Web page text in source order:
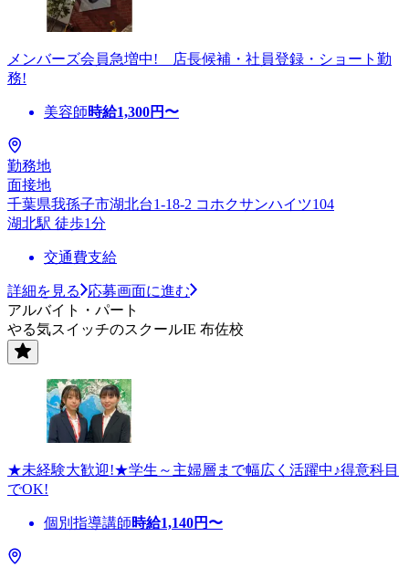
メンバーズ会員急増中! 店長候補・社員登録・ショート勤
務!
美容師時給1,300円〜
勤務地
面接地
千葉県我孫子市湖北台1-18-2 コホクサンハイツ104
湖北駅 徒歩1分
交通費支給
詳細を見る
応募画面に進む
アルバイト・パート
やる気スイッチのスクールIE 布佐校
★未経験大歓迎!★学生～主婦層まで幅広く活躍中♪得意科目
でOK!
個別指導講師時給1,140円〜